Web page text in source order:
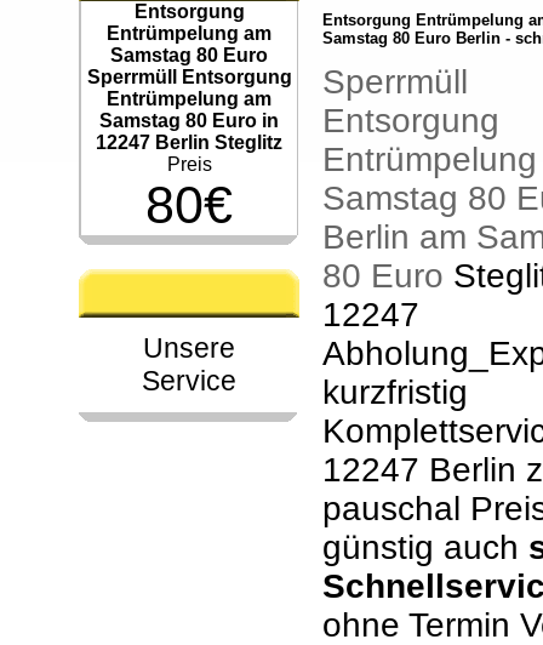
Entsorgung
Entrümpelung am
Samstag 80 Euro
Sperrmüll Entsorgung
Entrümpelung am
Samstag 80 Euro in
12247 Berlin Steglitz
Preis
80€
Unsere
Service
Entsorgung Entrümpelung
Samstag 80 Euro Berlin -
Sperrmüll
Entsorgung
Samstag 80
Berlin am
80 Euro
12247
kurzfristig
12247 Berlin
pauschal
günstig auch
ohne Termin